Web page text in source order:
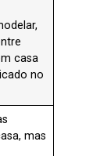
casa
no
mas